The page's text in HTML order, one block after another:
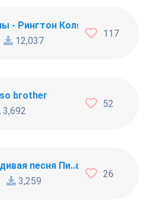
- Рингтон Коляна
12,037
117
brother
3,692
52
песня Пи..абола
3,259
26